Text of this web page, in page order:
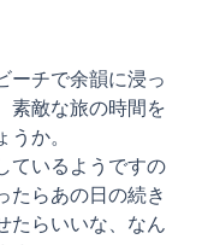
ーチで余韻に浸っ
素敵な旅の時間を
か。
ているようですの
たらあの日の続き
たらいいな、なん